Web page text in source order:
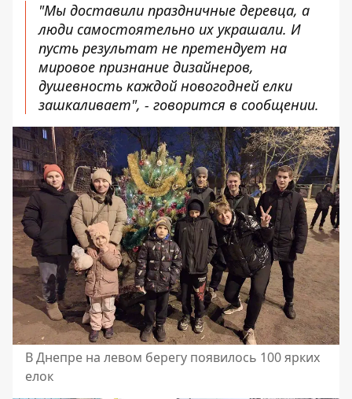
"Мы доставили праздничные деревца, а
люди самостоятельно их украшали. И
пусть результат не претендует на
мировое признание дизайнеров,
душевность каждой новогодней елки
зашкаливает", - говорится в сообщении.
В Днепре на левом берегу появилось 100 ярких
елок